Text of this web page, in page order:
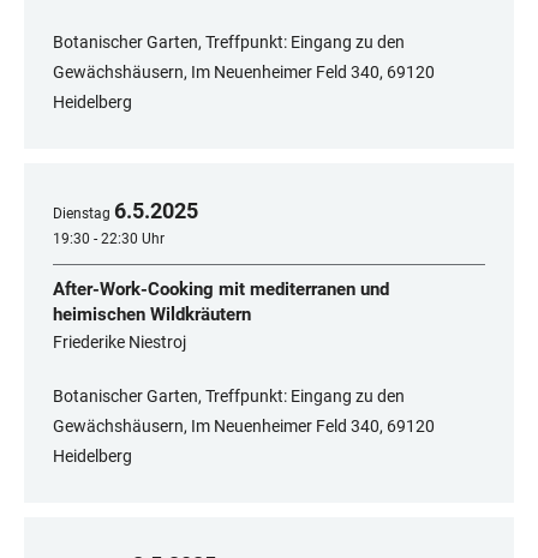
Botanischer Garten, Treffpunkt: Eingang zu den
Gewächshäusern, Im Neuenheimer Feld 340, 69120
Heidelberg
Dienstag 6.5.2025
19:30 - 22:30 Uhr
After-Work-Cooking mit mediterranen und
heimischen Wildkräutern
Friederike Niestroj
Botanischer Garten, Treffpunkt: Eingang zu den
Gewächshäusern, Im Neuenheimer Feld 340, 69120
Heidelberg